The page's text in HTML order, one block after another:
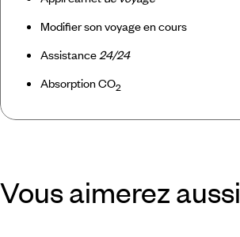
Modifier son voyage en cours
Assistance 24/24
Absorption CO2
Vous aimerez aussi